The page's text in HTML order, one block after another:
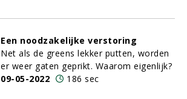
Een noodzakelijke verstoring
Net als de greens lekker putten, worden
er weer gaten geprikt. Waarom eigenlijk?
09-05-2022
186 sec